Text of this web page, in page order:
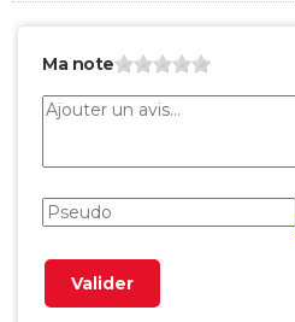
Ma note